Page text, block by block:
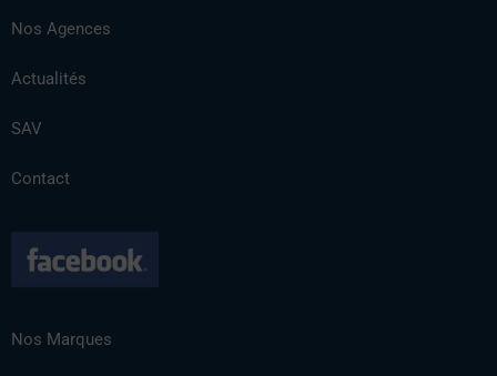
Nos Agences
Actualités
SAV
Contact
Nos Marques